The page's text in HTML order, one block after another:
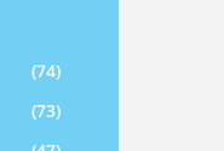
(74)
(73)